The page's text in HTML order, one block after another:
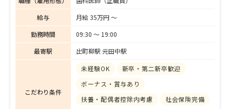
給与
月給 35万円 〜
勤務時間
09:30 〜 19:00
最寄駅
出町柳駅 元田中駅
こだわり条件
未経験OK
新卒・第二新卒歓迎
ボーナス・賞与あり
扶養・配偶者控除内考慮
社会保険完備